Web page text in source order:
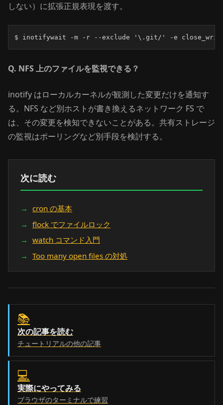
しない）に拡張正規表現を渡す。
$ inotifywait -m -r --exclude '\.git/' -e
Q. NFS 上のファイルを監視できる？
inotify はローカルカーネルが観測した変更だけを通知す
る。NFS など別ホストが書き換えるネットワーク FS で
は、その変更を検知できないことがある。共有ストレージ
の監視はポーリングなど別手段を検討する。
次に読む
cron の基本
flock でファイルロック
watch コマンド入門
Too many open files の対処
📚
次の記事を読む
チュートリアルの他の記事
💻
実際にやってみる
ブラウザのターミナルで練習